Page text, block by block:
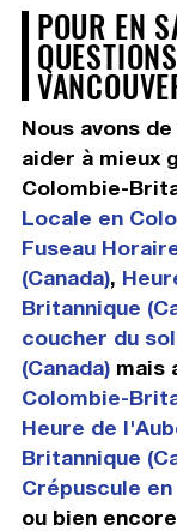
POUR EN
Nous avons
aider à mieux
Colombie-
Locale en
Fuseau
(Canada),
Britannique
coucher du
(Canada)mais
Colombie-
Heure de
Britannique
Crépuscule
ou bien encore